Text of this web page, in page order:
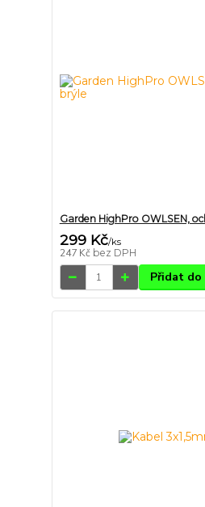
Garden HighPro OWLSEN,
299 Kč/ks
247 Kč bez DPH
Přidat do